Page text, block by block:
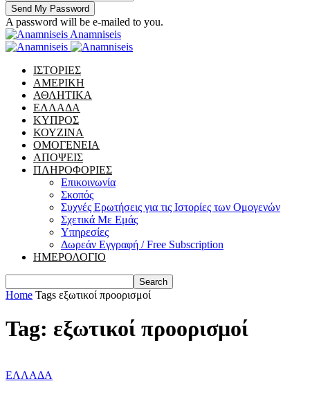
A password will be e-mailed to you.
Anamniseis
ΙΣΤΟΡΙΕΣ
ΑΜΕΡΙΚΗ
ΑΘΛΗΤΙΚΑ
ΕΛΛΑΔΑ
ΚΥΠΡΟΣ
ΚΟΥΖΙΝΑ
ΟΜΟΓΕΝΕΙΑ
ΑΠΟΨΕΙΣ
ΠΛΗΡΟΦΟΡΙΕΣ
Επικοινωνία
Σκοπός
Συχνές Ερωτήσεις για τις Ιστορίες των Ομογενών
Σχετικά Με Εμάς
Υπηρεσίες
Δωρεάν Εγγραφή / Free Subscription
ΗΜΕΡΟΛΟΓΙΟ
Home Tags εξωτικοί προορισμοί
Tag: εξωτικοί προορισμοί
ΕΛΛΑΔΑ